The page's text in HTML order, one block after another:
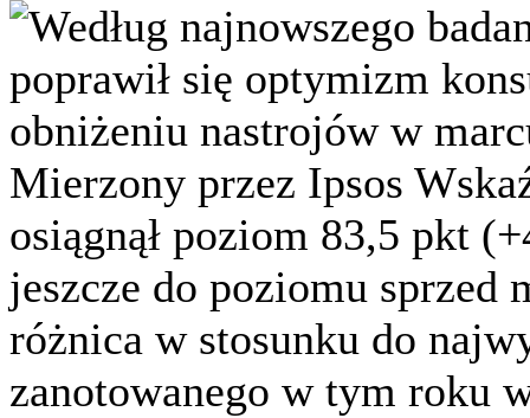
Według najnowszego
poprawił się optymizm
obniżeniu nastrojów w
Mierzony przez Ipsos
osiągnął poziom 83,5 pkt
jeszcze do poziomu sprzed
różnica w stosunku do
zanotowanego w tym roku